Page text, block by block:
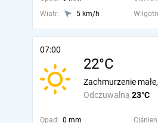
Wiatr:
5 km/h
07:00
22°C
Odczuwalna 23°C
Zachmurzenie
Opad: 0 mm